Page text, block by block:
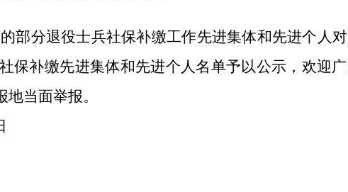
分退役士兵社保补缴工作先进集体和先进个人
保补缴先进集体和先进个人名单予以公示，欢迎
当面举报。